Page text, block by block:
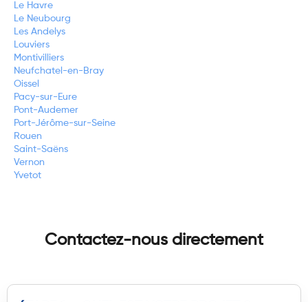
Le Havre
Le Neubourg
Les Andelys
Louviers
Montivilliers
Neufchatel-en-Bray
Oissel
Pacy-sur-Eure
Pont-Audemer
Port-Jérôme-sur-Seine
Rouen
Saint-Saëns
Vernon
Yvetot
Contactez-nous directement